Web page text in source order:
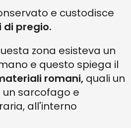
e custodisce
pregio.
zona esisteva un
e questo spiega il
romani, quali un
un sarcofago e
all'interno